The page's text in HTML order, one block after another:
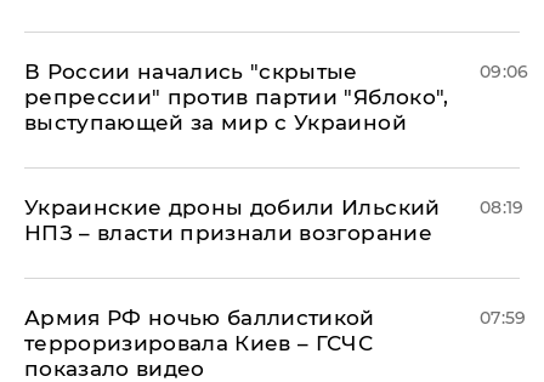
В России начались "скрытые
репрессии" против партии "Яблоко",
выступающей за мир с Украиной
09:06
Украинские дроны добили Ильский
НПЗ – власти признали возгорание
08:19
Армия РФ ночью баллистикой
терроризировала Киев – ГСЧС
показало видео
07:59